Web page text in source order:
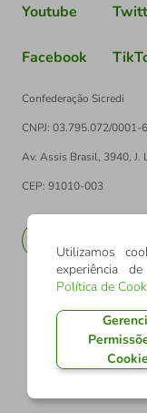
Youtube
Facebook
Confederação Sicredi
CNPJ: 03.795.072/0001-
Av. Assis Brasil, 3940,
CEP: 91010-003
Utilizamos
experiência
Política de